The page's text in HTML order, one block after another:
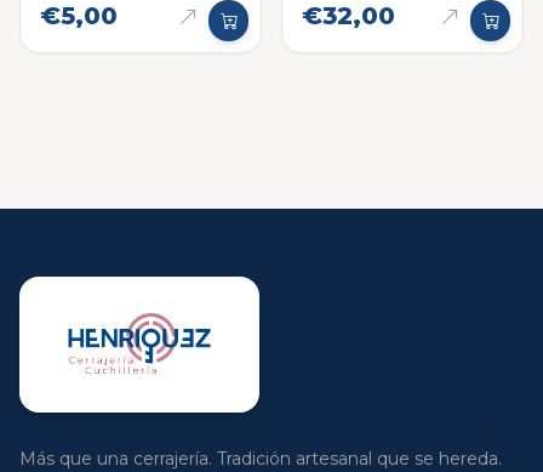
€5,00 €32,00
Más que una cerrajería. Tradición artesanal que se hereda.